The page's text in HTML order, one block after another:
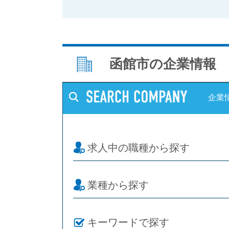
函館市の企業情報
企業
求人中の職種から探す
業種から探す
キーワードで探す